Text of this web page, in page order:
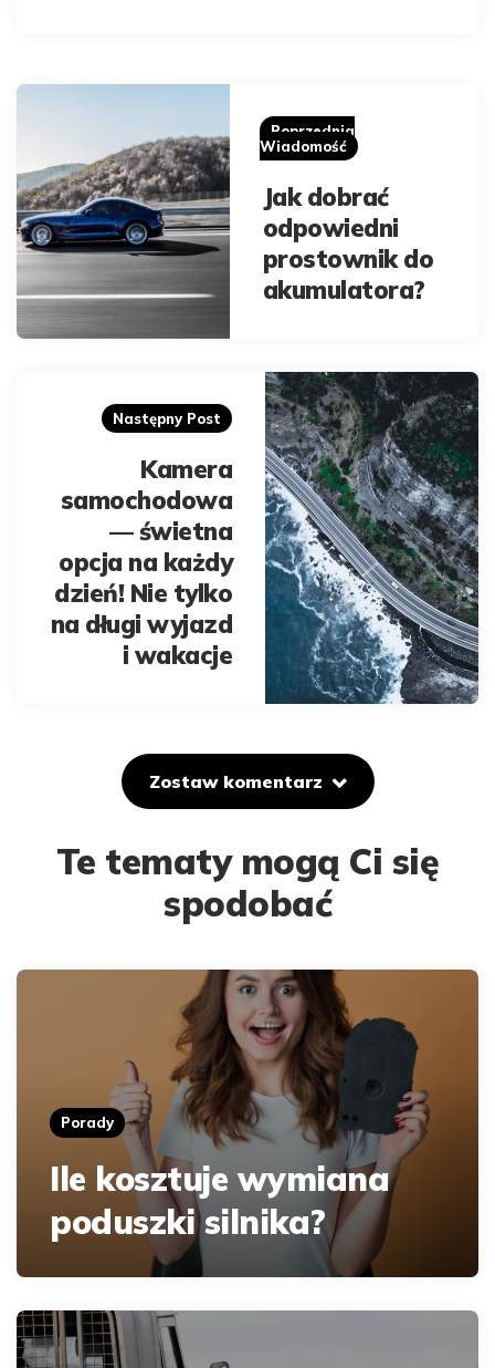
Post
navigation
Poprzednia
Wiadomość
Jak dobrać
odpowiedni
prostownik do
akumulatora?
Następny Post
Kamera
samochodowa
— świetna
opcja na każdy
dzień! Nie tylko
na długi wyjazd
i wakacje
Zostaw komentarz
Te tematy mogą Ci się
spodobać
Porady
Ile kosztuje wymiana
poduszki silnika?